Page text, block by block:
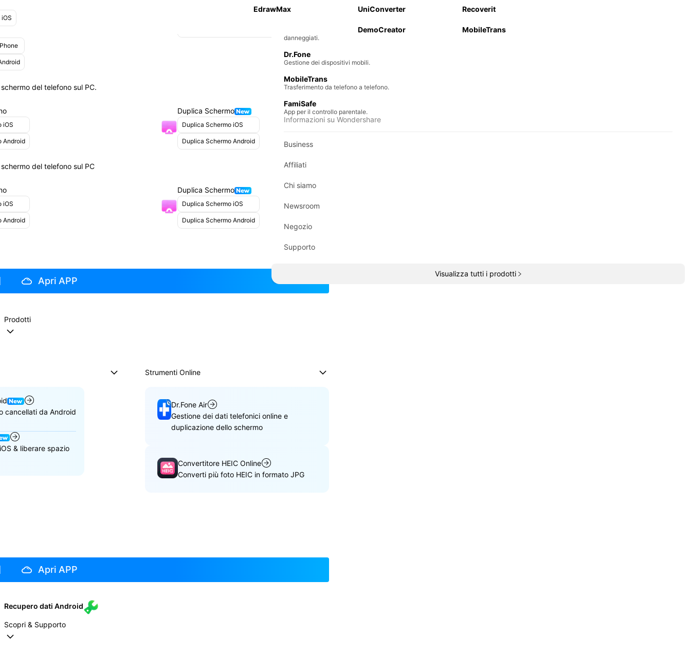
Ripara video, foto e altri file
danneggiati.
Dr.Fone
Gestione dei dispositivi mobili.
MobileTrans
Trasferimento da telefono a telefono.
FamiSafe
App per il controllo parentale.
Informazioni su Wondershare
Business
Affiliati
Chi siamo
Newsroom
Negozio
Supporto
Visualizza tutti i prodotti
EdrawMax UniConverter
DemoCreator
Recoverit
MobileTrans
del telefono sul PC.
iOS
Android
Duplica Schermo
Duplica Schermo iOS
Duplica Schermo Android
del telefono sul PC
iOS
Android
Duplica Schermo
Duplica Schermo iOS
Duplica Schermo Android
Apri APP
Prodotti
cancellati da Android
& liberare spazio
Strumenti Online
Dr.Fone Air
Gestione dei dati telefonici online e
duplicazione dello schermo
Convertitore HEIC Online
Converti più foto HEIC in formato JPG
Apri APP
Recupero dati Android
Scopri & Supporto